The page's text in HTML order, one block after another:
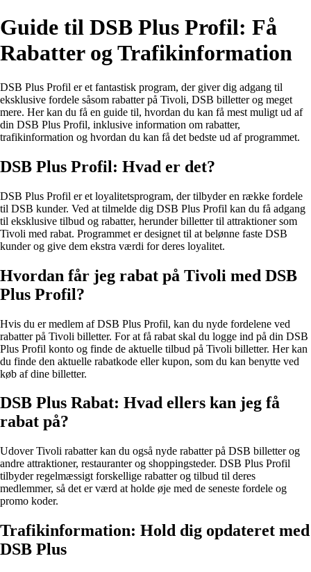
Guide til DSB Plus Profil: Få
Rabatter og Trafikinformation
DSB Plus Profil er et fantastisk program, der giver dig adgang til
eksklusive fordele såsom rabatter på Tivoli, DSB billetter og meget
mere. Her kan du få en guide til, hvordan du kan få mest muligt ud af
din DSB Plus Profil, inklusive information om rabatter,
trafikinformation og hvordan du kan få det bedste ud af programmet.
DSB Plus Profil: Hvad er det?
DSB Plus Profil er et loyalitetsprogram, der tilbyder en række fordele
til DSB kunder. Ved at tilmelde dig DSB Plus Profil kan du få adgang
til eksklusive tilbud og rabatter, herunder billetter til attraktioner som
Tivoli med rabat. Programmet er designet til at belønne faste DSB
kunder og give dem ekstra værdi for deres loyalitet.
Hvordan får jeg rabat på Tivoli med DSB
Plus Profil?
Hvis du er medlem af DSB Plus Profil, kan du nyde fordelene ved
rabatter på Tivoli billetter. For at få rabat skal du logge ind på din DSB
Plus Profil konto og finde de aktuelle tilbud på Tivoli billetter. Her kan
du finde den aktuelle rabatkode eller kupon, som du kan benytte ved
køb af dine billetter.
DSB Plus Rabat: Hvad ellers kan jeg få
rabat på?
Udover Tivoli rabatter kan du også nyde rabatter på DSB billetter og
andre attraktioner, restauranter og shoppingsteder. DSB Plus Profil
tilbyder regelmæssigt forskellige rabatter og tilbud til deres
medlemmer, så det er værd at holde øje med de seneste fordele og
promo koder.
Trafikinformation: Hold dig opdateret med
DSB Plus